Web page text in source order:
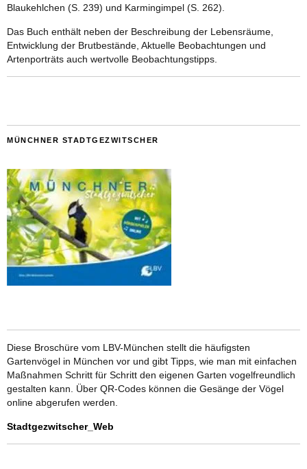
Blaukehlchen (S. 239) und Karmingimpel (S. 262).
Das Buch enthält neben der Beschreibung der Lebensräume,
Entwicklung der Brutbestände, Aktuelle Beobachtungen und
Artenporträts auch wertvolle Beobachtungstipps.
MÜNCHNER STADTGEZWITSCHER
Diese Broschüre vom LBV-München stellt die häufigsten
Gartenvögel in München vor und gibt Tipps, wie man mit einfachen
Maßnahmen Schritt für Schritt den eigenen Garten vogelfreundlich
gestalten kann. Über QR-Codes können die Gesänge der Vögel
online abgerufen werden.
Stadtgezwitscher_Web